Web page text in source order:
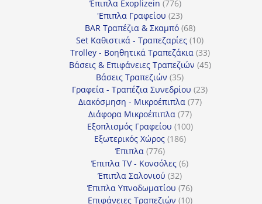
προϊόντα
Έπιπλα Exoplizein 776776
προϊόντα
'Επιπλα Γραφείου 2323
προϊόντα
BAR Τραπέζια & Σκαμπό 6868
προϊόντα
Set Καθιστικά - Τραπεζαρίες 1010
προϊόντα
Trolley - Βοηθητικά Τραπεζάκια 3333
προϊόντα
Βάσεις & Επιφάνειες Τραπεζιών 4545
Βάσεις Τραπεζιών 3535
προϊόντα
Γραφεία - Τραπέζια Συνεδρίου 2323
Διακόσμηση - Μικροέπιπλα 7777
Διάφορα Μικροέπιπλα 7777
προϊόντα
Εξοπλισμός Γραφείου 100100
Εξωτερικός Χώρος 186186
Έπιπλα 776776
προϊόντα
Έπιπλα TV - Κονσόλες 66
Έπιπλα Σαλονιού 3232
προϊόντα
Έπιπλα Υπνοδωματίου 7676
προϊόντα
Επιφάνειες Τραπεζιών 1010